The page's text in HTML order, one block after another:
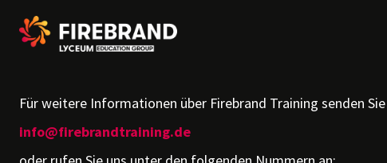
Für weitere Informationen über Firebrand Training senden
info@firebrandtraining.de